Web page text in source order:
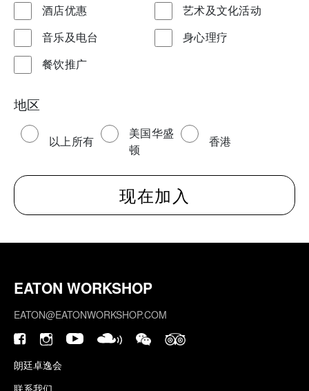
酒店优惠
艺术及文化活动
音乐及电台
身心理疗
餐饮推广
地区
以上所有
美国华盛
顿
香港
EATON WORKSHOP
EATON@EATONWORKSHOP.COM
朗廷卓逸会
联系我们